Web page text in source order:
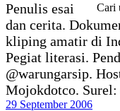
Cari
Penulis esai
dan cerita.
kliping amatir di
Pegiat literasi.
@warungarsip.
Mojokdotco.
29 September 2006